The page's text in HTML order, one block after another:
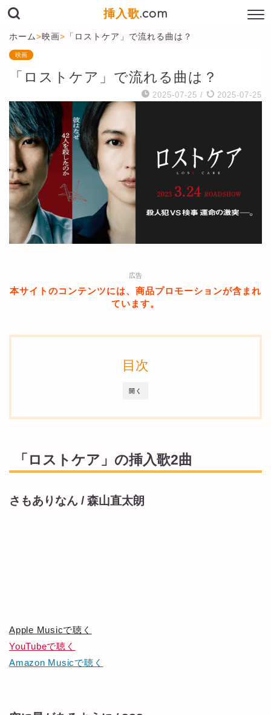
挿入歌.com
ホーム>映画> 「ロストケア」で流れる曲は？
映画
「ロストケア」で流れる曲は？
2025-07-25 / 2025-07-25
広告
本サイトのコンテンツには、商品プロモーションが含まれ
ています。
開く
目次
「ロストケア」の挿入歌2曲
さもありなん / 森山直太朗
Apple Musicで聴く
YouTubeで聴く
Amazon Musicで聴く